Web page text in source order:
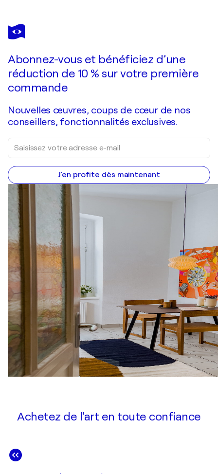
CHRISTOPH SCHREIN
Caelum III
Abonnez-vous et bénéficiez d’une
réduction de 10 % sur votre première
commande
Nouvelles œuvres, coups de cœur de nos
conseillers, fonctionnalités exclusives.
J'en profite dès maintenant
Achetez de l'art en toute confiance